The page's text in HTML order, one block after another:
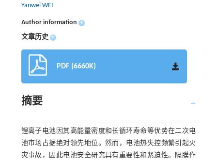
Yanwei WEI
Author information +
文章历史 +
PDF (6660K)
摘要
锂离子电池因其高能量密度和长循环寿命等优势在二次电
池市场占据绝对领先地位。然而，电池热失控频繁引起火
灾事故，因此电池安全研究具有重要性和紧迫性。隔膜作